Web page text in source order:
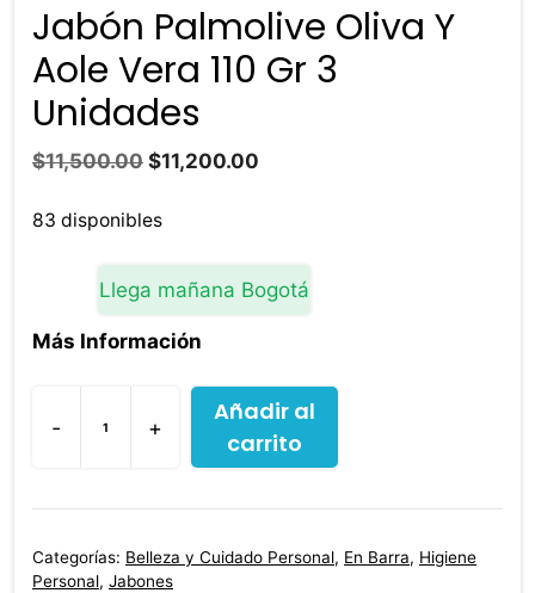
Jabón Palmolive Oliva Y
Aole Vera 110 Gr 3
Unidades
$11,500.00 El
original
$11,500.00.
$11,200.00
$11,200.00.
83 disponibles
Llega mañana Bogotá
Más Información
-
Jabón
Palmolive
Oliva
Aole
+
Añadir al
carrito
Categorías: Belleza y Cuidado Personal, En Barra, Higiene
Personal, Jabones